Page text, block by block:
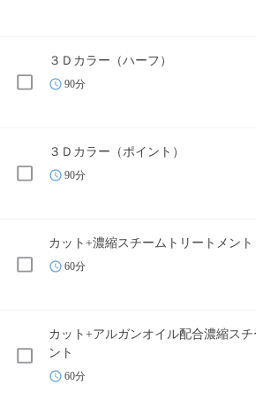
３Ｄカラー（ハーフ）
90分
３Ｄカラー（ポイント）
90分
カット+濃縮スチームトリートメント
60分
カット+アルガンオイル配合濃縮ス
ント
60分